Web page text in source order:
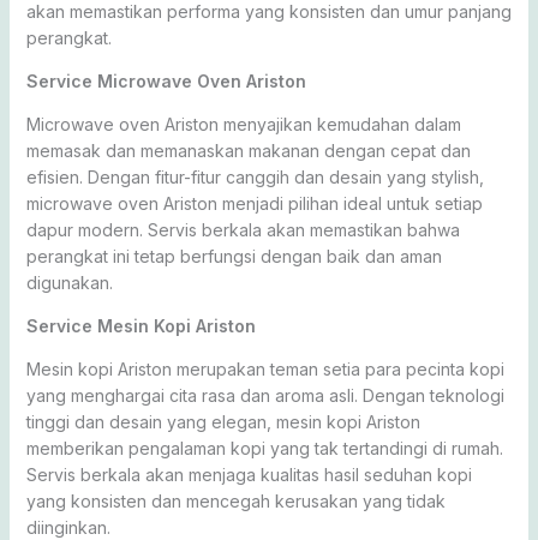
akan memastikan performa yang konsisten dan umur panjang
perangkat.
Service Microwave Oven Ariston
Microwave oven Ariston menyajikan kemudahan dalam
memasak dan memanaskan makanan dengan cepat dan
efisien. Dengan fitur-fitur canggih dan desain yang stylish,
microwave oven Ariston menjadi pilihan ideal untuk setiap
dapur modern. Servis berkala akan memastikan bahwa
perangkat ini tetap berfungsi dengan baik dan aman
digunakan.
Service Mesin Kopi Ariston
Mesin kopi Ariston merupakan teman setia para pecinta kopi
yang menghargai cita rasa dan aroma asli. Dengan teknologi
tinggi dan desain yang elegan, mesin kopi Ariston
memberikan pengalaman kopi yang tak tertandingi di rumah.
Servis berkala akan menjaga kualitas hasil seduhan kopi
yang konsisten dan mencegah kerusakan yang tidak
diinginkan.